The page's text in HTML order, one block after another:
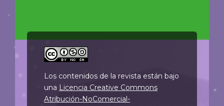
Los contenidos de la revista están bajo
una Licencia Creative Commons
Atribución-NoComercial-